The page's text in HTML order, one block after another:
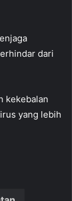
dari
kekebalan
yang lebih